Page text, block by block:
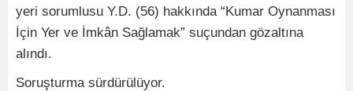
yeri sorumlusu Y.D. (56) hakkında “Kumar Oynanması
İçin Yer ve İmkân Sağlamak” suçundan gözaltına
alındı.
Soruşturma sürdürülüyor.